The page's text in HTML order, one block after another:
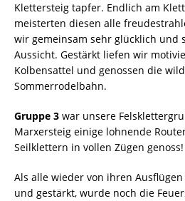
Klettersteig tapfer. Endlich am
meisterten diesen alle
wir gemeinsam sehr glücklich und
Aussicht. Gestärkt liefen wir
Kolbensattel und genossen die
Sommerrodelbahn.
Gruppe 3 war unsere
Marxersteig einige lohnende
Seilklettern in vollen Zügen genoss!
Als alle wieder von ihren
und gestärkt, wurde noch die